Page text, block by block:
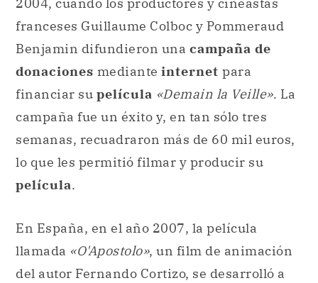
franceses Guillaume Colboc y Pommeraud
Benjamin difundieron una campaña de
donaciones mediante internet para
financiar su película «Demain la Veille». La
campaña fue un éxito y, en tan sólo tres
semanas, recuadraron más de 60 mil euros,
lo que les permitió filmar y producir su
película.
En España, en el año 2007, la película
llamada «O'Apostolo», un film de animación
del autor Fernando Cortizo, se desarrolló a